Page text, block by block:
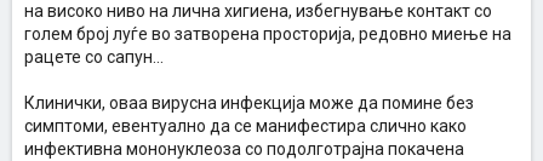
на високо ниво на лична хигиена, избегнување контакт со
голем број луѓе во затворена просторија, редовно миење на
рацете со сапун...
Клинички, оваа вирусна инфекција може да помине без
симптоми, евентуално да се манифестира слично како
инфективна мононуклеоза со подолготрајна покачена